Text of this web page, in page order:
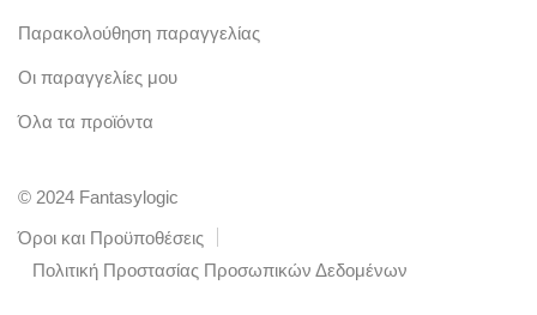
Παρακολούθηση παραγγελίας
Οι παραγγελίες μου
Όλα τα προϊόντα
© 2024 Fantasylogic
Όροι και Προϋποθέσεις
Πολιτική Προστασίας Προσωπικών Δεδομένων